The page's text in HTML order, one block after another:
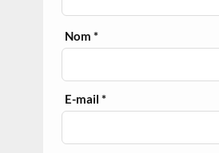
Nom*
E-mail*